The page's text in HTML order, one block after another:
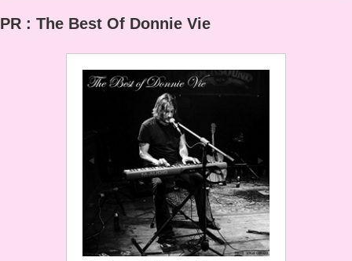
PR : The Best Of Donnie Vie